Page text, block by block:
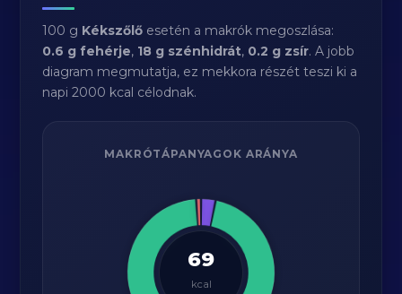
100 g Kékszőlő esetén a makrók megoszlása:
0.6 g fehérje, 18 g szénhidrát, 0.2 g zsír. A jobb
diagram megmutatja, ez mekkora részét teszi ki a
napi 2000 kcal célodnak.
MAKRÓTÁPANYAGOK ARÁNYA
69
kcal